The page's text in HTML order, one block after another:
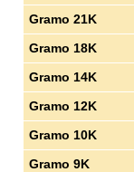
Gramo 21K
Gramo 18K
Gramo 14K
Gramo 12K
Gramo 10K
Gramo 9K